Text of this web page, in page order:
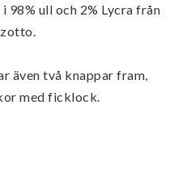
98% ull och 2% Lycra från
även två knappar fram,
med ficklock.